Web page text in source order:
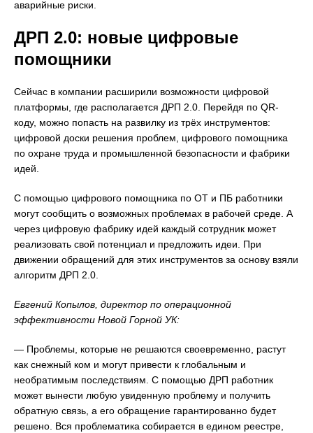
аварийные риски.
ДРП 2.0: новые цифровые
помощники
Сейчас в компании расширили возможности цифровой
платформы, где располагается ДРП 2.0. Перейдя по QR-
коду, можно попасть на развилку из трёх инструментов:
цифровой доски решения проблем, цифрового помощника
по охране труда и промышленной безопасности и фабрики
идей.
С помощью цифрового помощника по ОТ и ПБ работники
могут сообщить о возможных проблемах в рабочей среде. А
через цифровую фабрику идей каждый сотрудник может
реализовать свой потенциал и предложить идеи. При
движении обращений для этих инструментов за основу взяли
алгоритм ДРП 2.0.
Евгений Копылов, директор по операционной
эффективности Новой Горной УК:
— Проблемы, которые не решаются своевременно, растут
как снежный ком и могут привести к глобальным и
необратимым последствиям. С помощью ДРП работник
может вынести любую увиденную проблему и получить
обратную связь, а его обращение гарантированно будет
решено. Вся проблематика собирается в едином реестре,